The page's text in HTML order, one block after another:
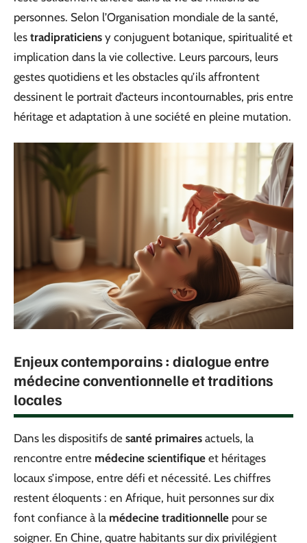
personnes. Selon l’Organisation mondiale de la santé,
les tradipraticiens y conjuguent botanique, spiritualité et
implication dans la vie collective. Leurs parcours, leurs
gestes quotidiens et les obstacles qu’ils affrontent
dessinent le portrait d’acteurs incontournables, pris entre
héritage et adaptation à une société en pleine mutation.
Enjeux contemporains : dialogue entre
médecine conventionnelle et traditions
locales
Dans les dispositifs de santé primaires actuels, la
rencontre entre médecine scientifique et héritages
locaux s’impose, entre défi et nécessité. Les chiffres
restent éloquents : en Afrique, huit personnes sur dix
font confiance à la médecine traditionnelle pour se
soigner. En Chine, quatre habitants sur dix privilégient